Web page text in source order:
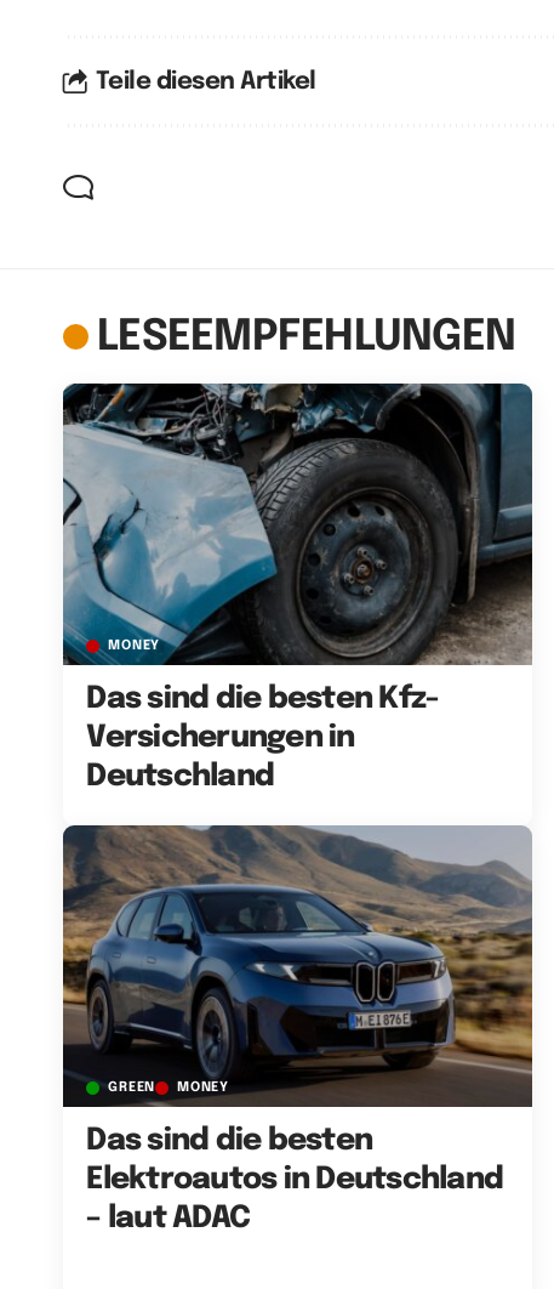
Teile diesen Artikel
LESEEMPFEHLUNGEN
MONEY
Das sind die besten Kfz-
Versicherungen in
Deutschland
GREEN MONEY
Das sind die besten
Elektroautos in Deutschland
– laut ADAC